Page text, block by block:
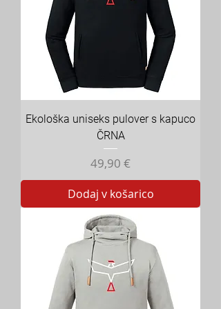
Ekološka uniseks pulover s kapuco
ČRNA
Cena
49,90 €
Dodaj v košarico